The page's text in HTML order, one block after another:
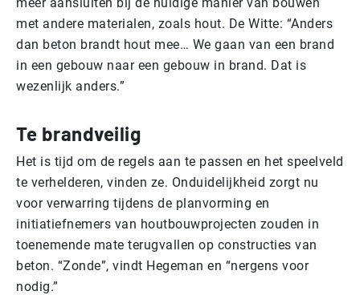
met andere materialen, zoals hout. De Witte: “Anders
dan beton brandt hout mee… We gaan van een brand
in een gebouw naar een gebouw in brand. Dat is
wezenlijk anders.”
Te brandveilig
Het is tijd om de regels aan te passen en het speelveld
te verhelderen, vinden ze. Onduidelijkheid zorgt nu
voor verwarring tijdens de planvorming en
initiatiefnemers van houtbouwprojecten zouden in
toenemende mate terugvallen op constructies van
beton. “Zonde”, vindt Hegeman en “nergens voor
nodig.”